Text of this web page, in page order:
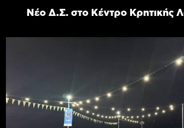
Νέο Δ.Σ. στο Κέντρο Κρητικής